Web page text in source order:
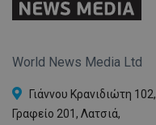
World News Media Ltd
Γιάννου Κρανιδιώτη 102,
Γραφείο 201, Λατσιά,